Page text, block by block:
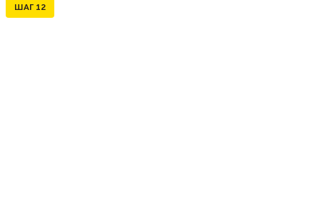
ШАГ 12